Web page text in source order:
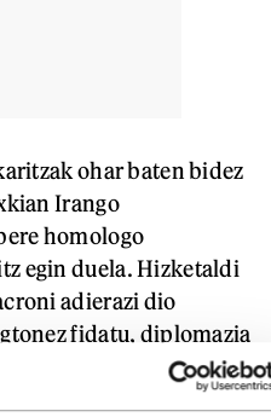
ohar baten bidez
Irango
homologo
egin duela. Hizketaldi
adierazi dio
fidatu, diplomazia
eta zigorrak ezarriz»
Teheranek bi aldiz izan